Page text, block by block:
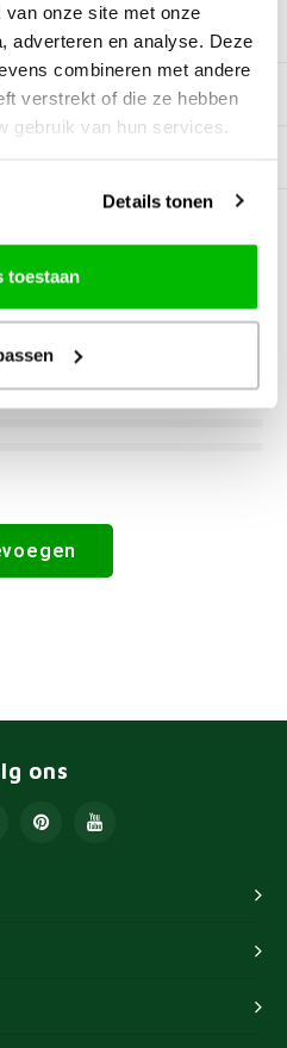
onze site met onze
adverteren en analyse. Deze
combineren met andere
verstrekt of die ze hebben
gebruik van hun services.
Details tonen
toestaan
ons